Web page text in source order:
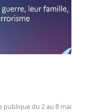
publique du 2 au 8 mai